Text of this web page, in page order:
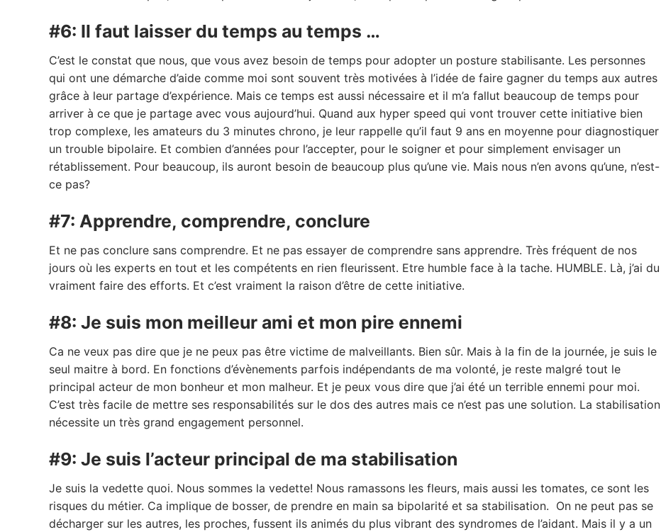
#6: Il faut laisser du temps au temps …
C’est le constat que nous, que vous avez besoin de temps pour adopter un posture stabilisante. Les personnes
qui ont une démarche d’aide comme moi sont souvent très motivées à l’idée de faire gagner du temps aux autres
grâce à leur partage d’expérience. Mais ce temps est aussi nécessaire et il m’a fallut beaucoup de temps pour
arriver à ce que je partage avec vous aujourd’hui. Quand aux hyper speed qui vont trouver cette initiative bien
trop complexe, les amateurs du 3 minutes chrono, je leur rappelle qu’il faut 9 ans en moyenne pour diagnostiquer
un trouble bipolaire. Et combien d’années pour l’accepter, pour le soigner et pour simplement envisager un
rétablissement. Pour beaucoup, ils auront besoin de beaucoup plus qu’une vie. Mais nous n’en avons qu’une, n’est-
ce pas?
#7: Apprendre, comprendre, conclure
Et ne pas conclure sans comprendre. Et ne pas essayer de comprendre sans apprendre. Très fréquent de nos
jours où les experts en tout et les compétents en rien fleurissent. Etre humble face à la tache. HUMBLE. Là, j’ai du
vraiment faire des efforts. Et c’est vraiment la raison d’être de cette initiative.
#8: Je suis mon meilleur ami et mon pire ennemi
Ca ne veux pas dire que je ne peux pas être victime de malveillants. Bien sûr. Mais à la fin de la journée, je suis le
seul maitre à bord. En fonctions d’évènements parfois indépendants de ma volonté, je reste malgré tout le
principal acteur de mon bonheur et mon malheur. Et je peux vous dire que j’ai été un terrible ennemi pour moi.
C’est très facile de mettre ses responsabilités sur le dos des autres mais ce n’est pas une solution. La stabilisation
nécessite un très grand engagement personnel.
#9: Je suis l’acteur principal de ma stabilisation
Je suis la vedette quoi. Nous sommes la vedette! Nous ramassons les fleurs, mais aussi les tomates, ce sont les
risques du métier. Ca implique de bosser, de prendre en main sa bipolarité et sa stabilisation. On ne peut pas se
décharger sur les autres, les proches, fussent ils animés du plus vibrant des syndromes de l’aidant. Mais il y a un